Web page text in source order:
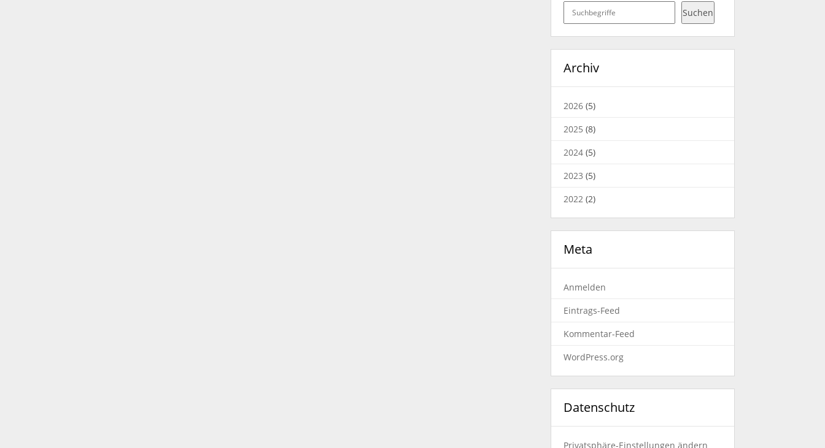
Suchen Suchen
Archiv
2026 (5)
2025 (8)
2024 (5)
2023 (5)
2022 (2)
Meta
Anmelden
Eintrags-Feed
Kommentar-Feed
WordPress.org
Datenschutz
Privatsphäre-Einstellungen ändern